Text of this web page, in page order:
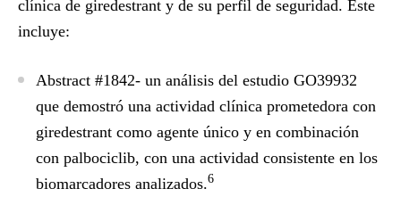
clínica de giredestrant y de su perfil de seguridad. Éste
incluye:
Abstract #1842- un análisis del estudio GO39932
que demostró una actividad clínica prometedora con
giredestrant como agente único y en combinación
con palbociclib, con una actividad consistente en los
biomarcadores analizados.6